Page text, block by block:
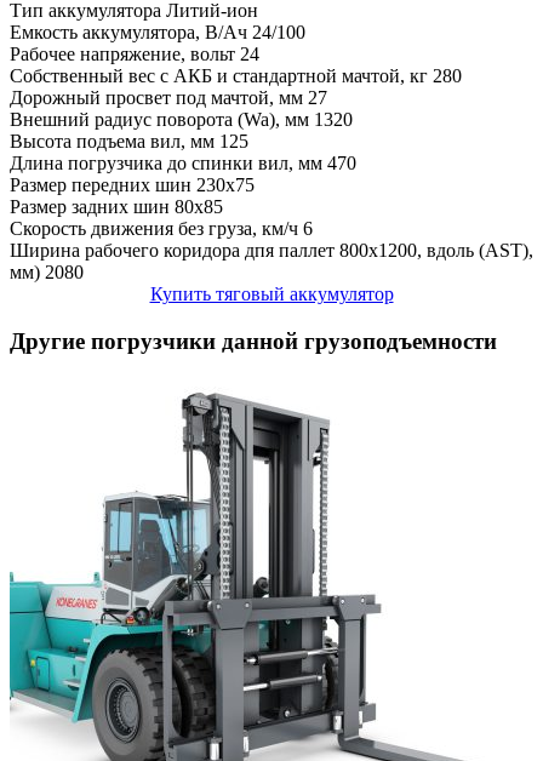
Тип аккумулятора Литий-ион
Емкость аккумулятора, В/Ач 24/100
Рабочее напряжение, вольт 24
Собственный вес с АКБ и стандартной мачтой, кг 280
Дорожный просвет под мачтой, мм 27
Внешний радиус поворота (Wa), мм 1320
Высота подъема вил, мм 125
Длина погрузчика до спинки вил, мм 470
Размер передних шин 230x75
Размер задних шин 80x85
Скорость движения без груза, км/ч 6
Ширина рабочего коридора дпя паллет 800х1200, вдоль (AST),
мм) 2080
Купить тяговый аккумулятор
Другие погрузчики данной грузоподъемности